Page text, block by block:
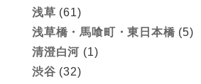
浅草 (61)
浅草橋・馬喰町・東日本橋 (5)
清澄白河 (1)
渋谷 (32)